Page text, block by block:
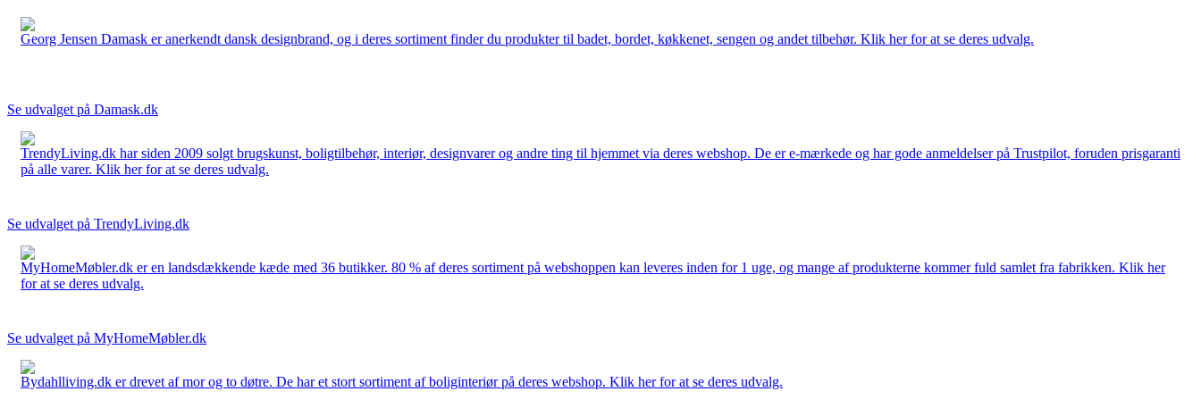
Georg Jensen Damask er anerkendt dansk designbrand, og i deres sortiment finder du produkter til badet, bordet, køkkenet, sengen og andet tilbehør. Klik her for at se deres udvalg.
Se udvalget på Damask.dk
TrendyLiving.dk har siden 2009 solgt brugskunst, boligtilbehør, interiør, designvarer og andre ting til hjemmet via deres webshop. De er e-mærkede og har gode anmeldelser på Trustpilot, foruden prisgaranti
på alle varer. Klik her for at se deres udvalg.
Se udvalget på TrendyLiving.dk
MyHomeMøbler.dk er en landsdækkende kæde med 36 butikker. 80 % af deres sortiment på webshoppen kan leveres inden for 1 uge, og mange af produkterne kommer fuld samlet fra fabrikken. Klik her
for at se deres udvalg.
Se udvalget på MyHomeMøbler.dk
Bydahlliving.dk er drevet af mor og to døtre. De har et stort sortiment af boliginteriør på deres webshop. Klik her for at se deres udvalg.